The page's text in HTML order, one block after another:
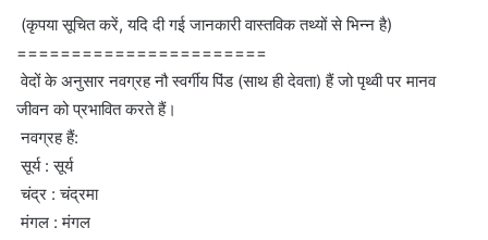
(कृपया सूचित करें, यदि दी गई जानकारी वास्तविक तथ्यों से भिन्न है)
=======================
वेदों के अनुसार नवग्रह नौ स्वर्गीय पिंड (साथ ही देवता) हैं जो पृथ्वी पर मानव
जीवन को प्रभावित करते हैं।
नवग्रह हैं:
सूर्य : सूर्य
चंद्र : चंद्रमा
मंगल : मंगल